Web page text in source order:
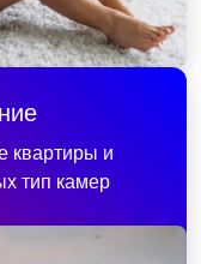
квартиры и
тип камер